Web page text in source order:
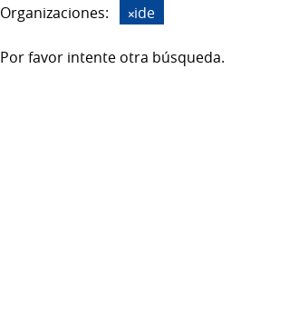
Organizaciones:
ide
Por favor intente otra búsqueda.